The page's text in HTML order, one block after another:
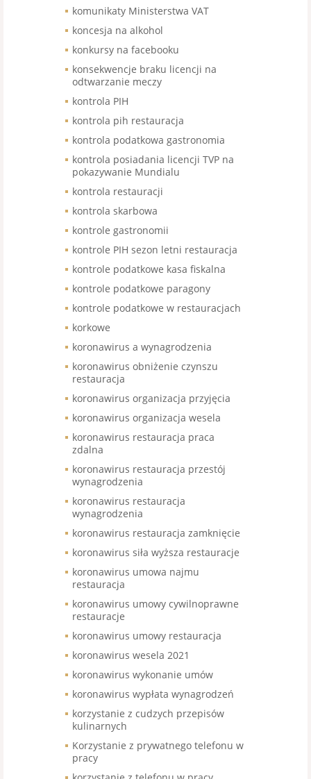
komunikaty Ministerstwa VAT
koncesja na alkohol
konkursy na facebooku
konsekwencje braku licencji na
odtwarzanie meczy
kontrola PIH
kontrola pih restauracja
kontrola podatkowa gastronomia
kontrola posiadania licencji TVP na
pokazywanie Mundialu
kontrola restauracji
kontrola skarbowa
kontrole gastronomii
kontrole PIH sezon letni restauracja
kontrole podatkowe kasa fiskalna
kontrole podatkowe paragony
kontrole podatkowe w restauracjach
korkowe
koronawirus a wynagrodzenia
koronawirus obniżenie czynszu
restauracja
koronawirus organizacja przyjęcia
koronawirus organizacja wesela
koronawirus restauracja praca
zdalna
koronawirus restauracja przestój
wynagrodzenia
koronawirus restauracja
wynagrodzenia
koronawirus restauracja zamknięcie
koronawirus siła wyższa restauracje
koronawirus umowa najmu
restauracja
koronawirus umowy cywilnoprawne
restauracje
koronawirus umowy restauracja
koronawirus wesela 2021
koronawirus wykonanie umów
koronawirus wypłata wynagrodzeń
korzystanie z cudzych przepisów
kulinarnych
Korzystanie z prywatnego telefonu w
pracy